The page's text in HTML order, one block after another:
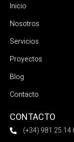
Inicio
Nosotros
Servicios
Proyectos
Blog
Contacto
CONTACTO
(+34) 981 25 14